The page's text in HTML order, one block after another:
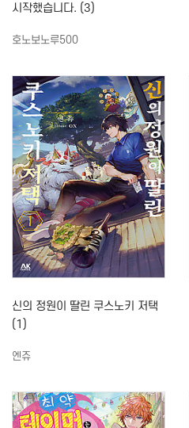
시작했습니다. (3)
호노보노루500
신의 정원이 딸린 쿠스노키 저택
(1)
엔쥬